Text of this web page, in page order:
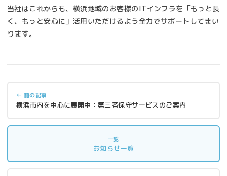
当社はこれからも、横浜地域のお客様のITインフラを「もっと長
く、もっと安心に」活用いただけるよう全力でサポートしてまい
ります。
← 前の記事
横浜市内を中心に展開中：第三者保守サービスのご案内
一覧
お知らせ一覧